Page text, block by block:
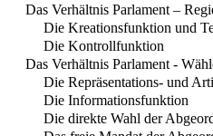
Das Verhältnis Parlament –
Die Kreationsfunktion und
Die Kontrollfunktion
Das Verhältnis Parlament -
Die Repräsentations- und
Die Informationsfunktion
Die direkte Wahl der